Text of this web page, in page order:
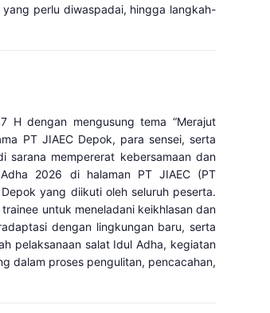
perlu diwaspadai, hingga langkah-
H dengan mengusung tema “Merajut
PT JIAEC Depok, para sensei, serta
sarana mempererat kebersamaan dan
2026 di halaman PT JIAEC (PT
yang diikuti oleh seluruh peserta.
untuk meneladani keikhlasan dan
dengan lingkungan baru, serta
pelaksanaan salat Idul Adha, kegiatan
dalam proses pengulitan, pencacahan,